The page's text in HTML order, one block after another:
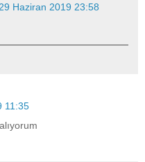
29 Haziran 2019 23:58
11:35